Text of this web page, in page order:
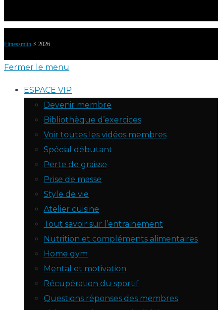
Fitnessmith ⚡️ 2026
Fermer le menu
ESPACE VIP
Devenir membre
Bibliothèque d’exercices
Voir toutes les vidéos membres
Spécial débutant
Perte de graisse
Prise de masse
Style de vie
Atelier cuisine
Tout savoir sur l’entrainement
Nutrition et compléments alimentaires
Home gym
Mental et motivation
Récupération du sportif
Questions réponses des membres